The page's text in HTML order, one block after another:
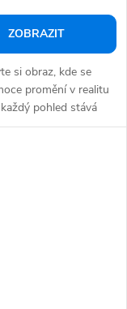
ZOBRAZIT
si obraz, kde se
promění v realitu
pohled stává
S...